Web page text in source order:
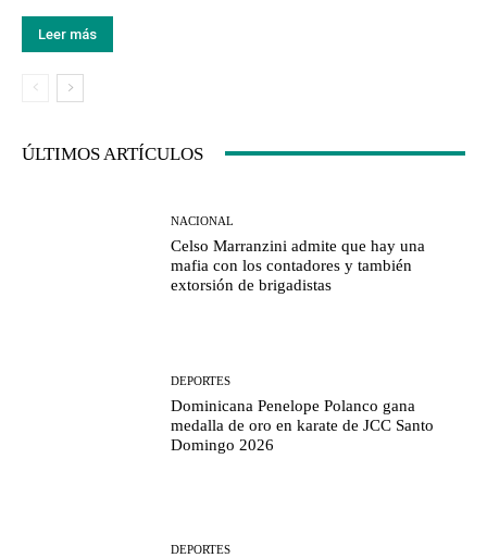
Leer más
ÚLTIMOS ARTÍCULOS
NACIONAL
Celso Marranzini admite que hay una
mafia con los contadores y también
extorsión de brigadistas
DEPORTES
Dominicana Penelope Polanco gana
medalla de oro en karate de JCC Santo
Domingo 2026
DEPORTES